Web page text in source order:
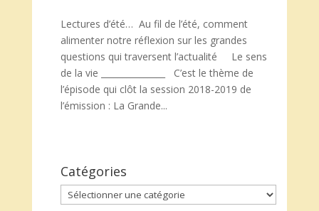
Lectures d’été… Au fil de l’été, comment
alimenter notre réflexion sur les grandes
questions qui traversent l’actualité Le sens
de la vie _______________ C’est le thème de
l’épisode qui clôt la session 2018-2019 de
l’émission : La Grande...
Catégories
Catégories